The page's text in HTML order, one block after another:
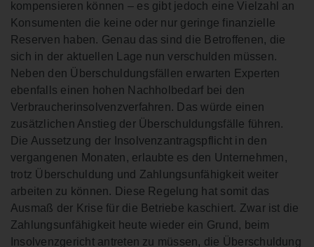
kompensieren können – es gibt jedoch eine Vielzahl an
Konsumenten die keine oder nur geringe finanzielle
Reserven haben. Genau das sind die Betroffenen, die
sich in der aktuellen Lage nun verschulden müssen.
Neben den Überschuldungsfällen erwarten Experten
ebenfalls einen hohen Nachholbedarf bei den
Verbraucherinsolvenzverfahren. Das würde einen
zusätzlichen Anstieg der Überschuldungsfälle führen.
Die Aussetzung der Insolvenzantragspflicht in den
vergangenen Monaten, erlaubte es den Unternehmen,
trotz Überschuldung und Zahlungsunfähigkeit weiter
arbeiten zu können. Diese Regelung hat somit das
Ausmaß der Krise für die Betriebe kaschiert. Zwar ist die
Zahlungsunfähigkeit heute wieder ein Grund, beim
Insolvenzgericht antreten zu müssen, die Überschuldung